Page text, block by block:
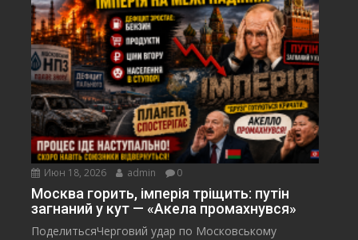
Июн 18, 2026 admin 0
Москва горить, імперія тріщить: путін
загнаний у кут — «Акела промахнувся»
ПоделитьсяЧерговий удар по Московському